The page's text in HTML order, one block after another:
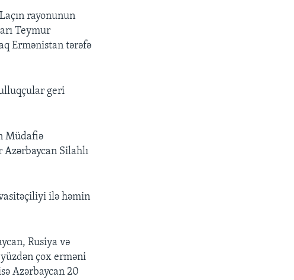
rayonunun
Teymur
Ermənistan tərəfə
geri
Müdafiə
Silahlı
ilə həmin
Rusiya və
çox erməni
Azərbaycan 20